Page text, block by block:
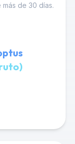
más de 30 días.